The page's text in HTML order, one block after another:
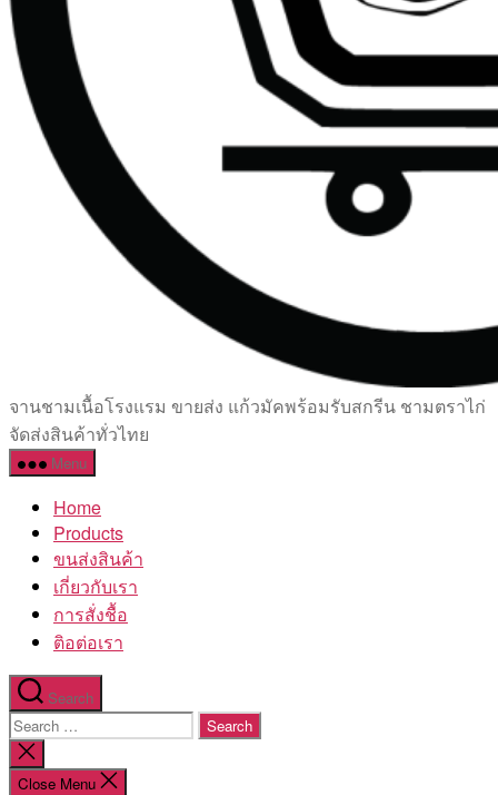
เซรามิค
ครบ
ครัน
โรงงาน
จานชามเนื้อโรงแรม ขายส่ง แก้วมัคพร้อมรับสกรีน ชามตราไก่
จัดส่งสินค้าทั่วไทย
Menu
Home
Products
ขนส่งสินค้า
เกี่ยวกับเรา
การสั่งชื้อ
ติอต่อเรา
Search
Search
for:
Close
search
Close Menu